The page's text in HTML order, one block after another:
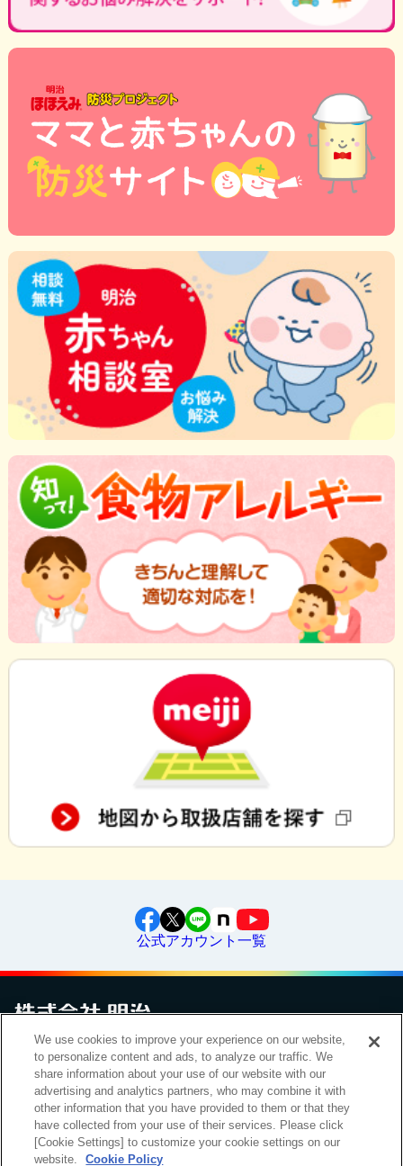
公式アカウント一覧
お問い合わせサイトマップ個人情報保護について電子公告
アクセシビリティへの対応方針ご利用規約明治グループのDX
Cookie Settings
明治ホールディングス株式会社 （ EN ｜簡体 ）
We use cookies to improve your experience on our website,
to personalize content and ads, to analyze our traffic. We
share information about your use of our website with our
advertising and analytics partners, who may combine it with
other information that you have provided to them or that they
have collected from your use of their services. Please click
[Cookie Settings] to customize your cookie settings on our
website.
Cookie Policy